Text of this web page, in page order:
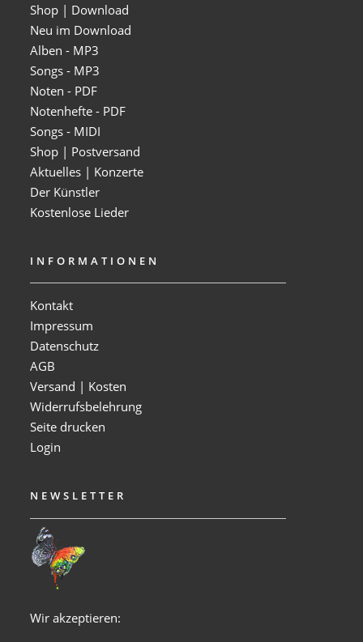
Shop | Download
Neu im Download
Alben - MP3
Songs - MP3
Noten - PDF
Notenhefte - PDF
Songs - MIDI
Shop | Postversand
Aktuelles | Konzerte
Der Künstler
Kostenlose Lieder
INFORMATIONEN
Kontakt
Impressum
Datenschutz
AGB
Versand | Kosten
Widerrufsbelehrung
Seite drucken
Login
NEWSLETTER
Wir akzeptieren: